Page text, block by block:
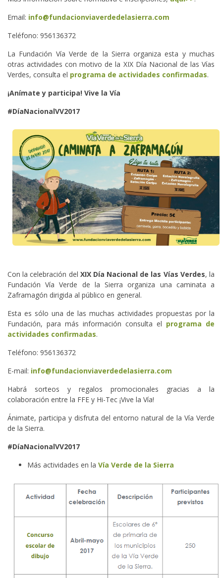
Email: info@fundacionviaverdedelasierra.com
Teléfono: 956136372
La Fundación Vía Verde de la Sierra organiza esta y muchas
otras actividades con motivo de la XIX Día Nacional de las Vías
Verdes, consulta el programa de actividades confirmadas.
¡Anímate y participa! Vive la Vía
#DíaNacionalVV2017
Con la celebración del XIX Día Nacional de las Vías Verdes, la
Fundación Vía Verde de la Sierra organiza una caminata a
Zaframagón dirigida al público en general.
Esta es sólo una de las muchas actividades propuestas por la
Fundación, para más información consulta el programa de
actividades confirmadas.
Teléfono: 956136372
E-mail: info@fundacionviaverdedelasierra.com
Habrá sorteos y regalos promocionales gracias a la
colaboración entre la FFE y Hi-Tec ¡Vive la Vía!
Ánimate, participa y disfruta del entorno natural de la Vía Verde
de la Sierra.
#DíaNacionalVV2017
Más actividades en la Vía Verde de la Sierra